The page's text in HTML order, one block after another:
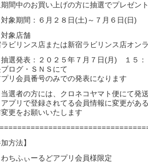
間中のお買い上げの方に抽選でプレゼン
期間：６月２８日(土)～７月６日(日)
象店舗
ビリンス店または新宿ラビリンス店オン
発表：２０２５年７月７日(月) １５：
ブログ・ＳＮＳにて
リ会員番号のみでの発表になります
選者の方には、クロネコヤマト便にて発
プリで登録されてる会員情報に変更があ
更をお願いいたします
加方法】
わちふぃーるどアプリ会員様限定